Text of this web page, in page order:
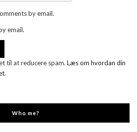
by email.
email.
til at reducere spam. Læs om hvordan din
.
Who me?